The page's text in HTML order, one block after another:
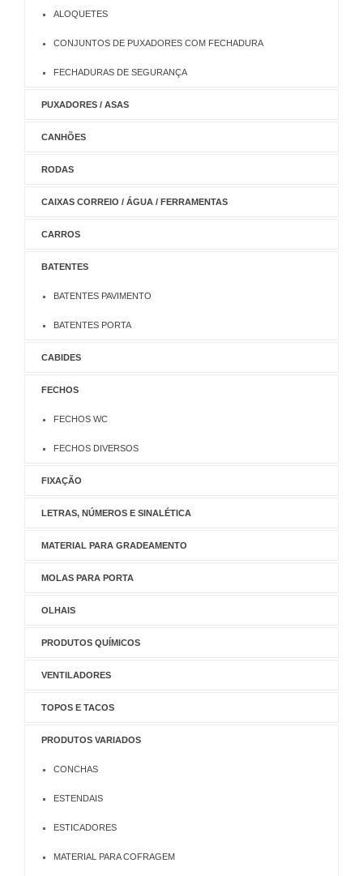
ALOQUETES
CONJUNTOS DE PUXADORES COM FECHADURA
FECHADURAS DE SEGURANÇA
PUXADORES / ASAS
CANHÕES
RODAS
CAIXAS CORREIO / ÁGUA / FERRAMENTAS
CARROS
BATENTES
BATENTES PAVIMENTO
BATENTES PORTA
CABIDES
FECHOS
FECHOS WC
FECHOS DIVERSOS
FIXAÇÃO
LETRAS, NÚMEROS E SINALÉTICA
MATERIAL PARA GRADEAMENTO
MOLAS PARA PORTA
OLHAIS
PRODUTOS QUÍMICOS
VENTILADORES
TOPOS E TACOS
PRODUTOS VARIADOS
CONCHAS
ESTENDAIS
ESTICADORES
MATERIAL PARA COFRAGEM